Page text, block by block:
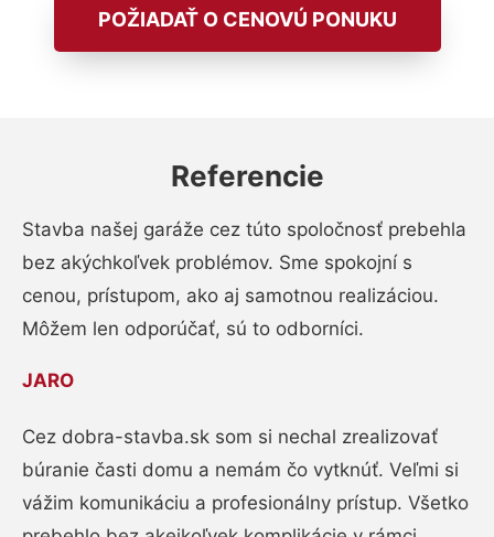
POŽIADAŤ O CENOVÚ PONUKU
Referencie
Stavba našej garáže cez túto spoločnosť prebehla
bez akýchkoľvek problémov. Sme spokojní s
cenou, prístupom, ako aj samotnou realizáciou.
Môžem len odporúčať, sú to odborníci.
JARO
Cez dobra-stavba.sk som si nechal zrealizovať
búranie časti domu a nemám čo vytknúť. Veľmi si
vážim komunikáciu a profesionálny prístup. Všetko